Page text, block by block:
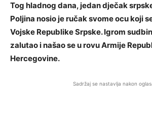
Tog hladnog dana, jedan dječak
Poljina nosio je ručak svome ocu koji
Vojske Republike Srpske. Igrom
zalutao i našao se u rovu Armije
Hercegovine.
Sadržaj se nastavlja nakon